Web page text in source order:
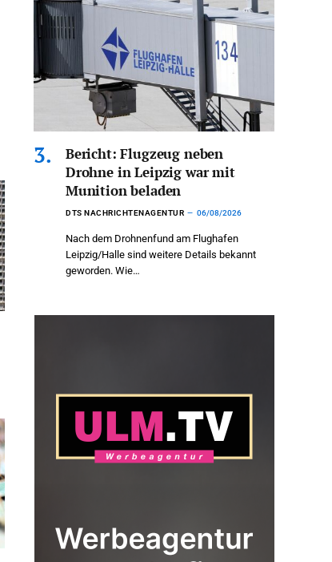
Bericht: Flugzeug neben
Drohne in Leipzig war mit
Munition beladen
DTS NACHRICHTENAGENTUR 06/08/2026
Nach dem Drohnenfund am Flughafen
Leipzig/Halle sind weitere Details bekannt
geworden. Wie…